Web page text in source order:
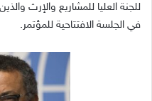
للجنة العليا للمشاريع والإرث
في الجلسة الافتتاحية للمؤتمر.